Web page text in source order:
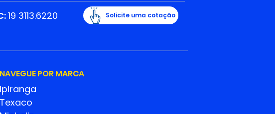
19 3113.6220
NAVEGUE POR MARCA
Ipiranga
Texaco
Solicite uma cotação